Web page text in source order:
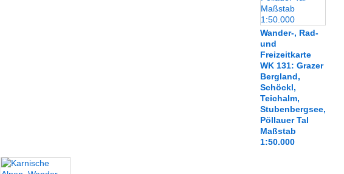
Wander-, Rad-
und
Freizeitkarte
WK 131: Grazer
Bergland,
Schöckl,
Teichalm,
Stubenbergsee,
Pöllauer Tal
Maßstab
1:50.000